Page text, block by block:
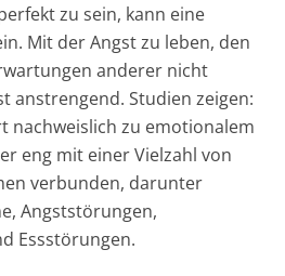
zu sein, kann eine
Mit der Angst zu leben, den
anderer nicht
anstrengend. Studien zeigen:
nachweislich zu emotionalem
eng mit einer Vielzahl von
verbunden, darunter
Angststörungen,
Essstörungen.